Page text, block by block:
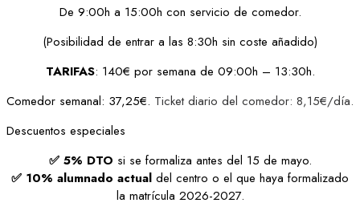
De 9:00h a 15:00h con servicio de comedor.
(Posibilidad de entrar a las 8:30h sin coste añadido)
TARIFAS: 140€ por semana de 09:00h – 13:30h.
Comedor semanal: 37,25€. Ticket diario del comedor: 8,15€/día.
Descuentos especiales
✅ 5% DTO si se formaliza antes del 15 de mayo.
✅ 10% alumnado actual del centro o el que haya formalizado
la matrícula 2026-2027.